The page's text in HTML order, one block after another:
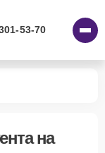
53-70
на